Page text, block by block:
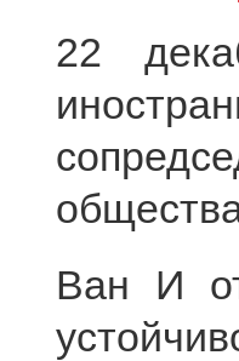
22
Ван И